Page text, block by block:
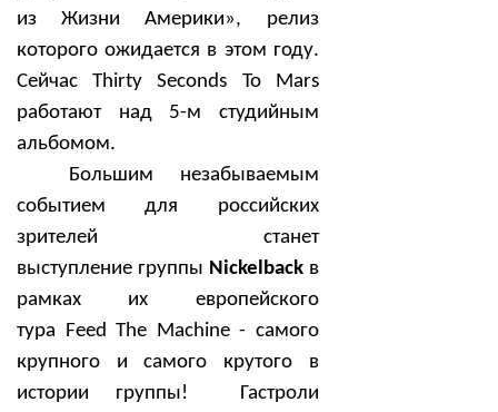
из Жизни Америки», релиз
которого ожидается в этом году.
Сейчас Thirty Seconds To Mars
работают над 5-м студийным
альбомом.
Большим незабываемым
событием для российских
зрителей станет
выступление группы Nickelback в
рамках их европейского
тура FeedThe Machine- самого
крупного и самого крутого в
истории группы! Гастроли